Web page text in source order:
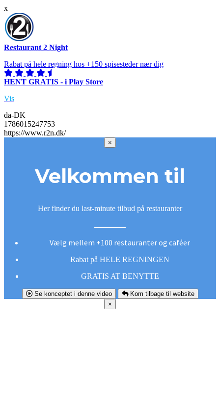
x
Restaurant 2 Night
Rabat på hele regning hos +150 spisesteder nær dig
HENT GRATIS - i Play Store
Vis
da-DK
1786015247753
https://www.r2n.dk/
×
Velkommen til
Her finder du last-minute tilbud på restauranter
Vælg mellem +100 restauranter og caféer
Rabat på HELE REGNINGEN
GRATIS AT BENYTTE
Se konceptet i denne video
Kom tilbage til website
×